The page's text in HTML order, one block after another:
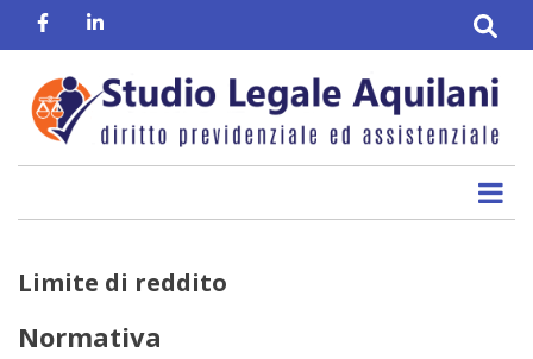
contenuto
principale
FacebookLinkedin
Limite di reddito
Normativa